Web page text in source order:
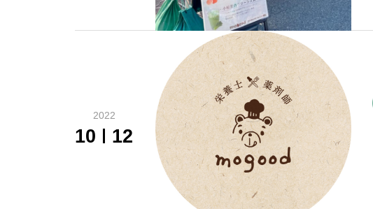
2022
10 12